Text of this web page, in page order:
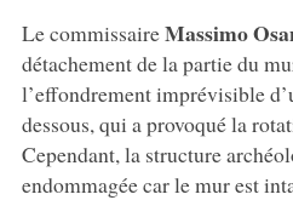
Le commissaireMassimo
détachement de la partie du
l’effondrement imprévisible
dessous, qui a provoqué la
Cependant, la structure
endommagée car le mur est